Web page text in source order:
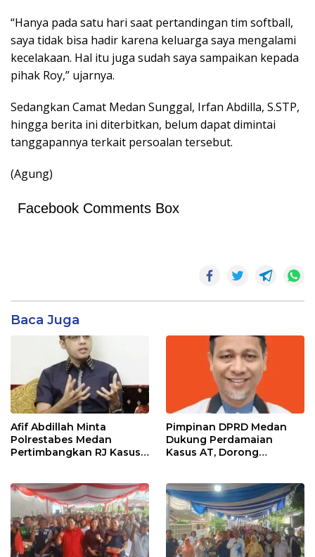
“Hanya pada satu hari saat pertandingan tim softball,
saya tidak bisa hadir karena keluarga saya mengalami
kecelakaan. Hal itu juga sudah saya sampaikan kepada
pihak Roy,” ujarnya.
Sedangkan Camat Medan Sunggal, Irfan Abdilla, S.STP,
hingga berita ini diterbitkan, belum dapat dimintai
tanggapannya terkait persoalan tersebut.
(Agung)
Facebook Comments Box
Baca Juga
Afif Abdillah Minta
Polrestabes Medan
Pertimbangkan RJ Kasus
Pimpinan DPRD Medan
Dukung Perdamaian
Kasus AT, Dorong